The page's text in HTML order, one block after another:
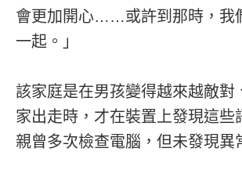
會更加開心……或許到那時，我
一起。」
該家庭是在男孩變得越來越敵對
家出走時，才在裝置上發現這些
親曾多次檢查電腦，但未發現異